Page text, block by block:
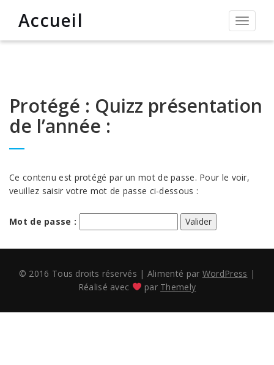
Accueil
Protégé : Quizz présentation
de l’année :
Ce contenu est protégé par un mot de passe. Pour le voir,
veuillez saisir votre mot de passe ci-dessous :
Mot de passe :
© 2016 Tous droits réservés | Alimenté par WordPress |
Réalisé avec
par Themely